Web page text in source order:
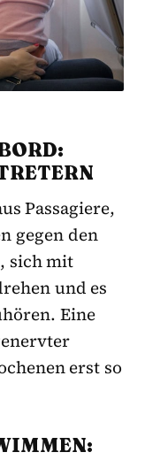
Passagiere,
gegen den
sich mit
und es
Eine
erst so